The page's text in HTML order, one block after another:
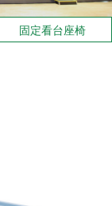
固定看台座椅